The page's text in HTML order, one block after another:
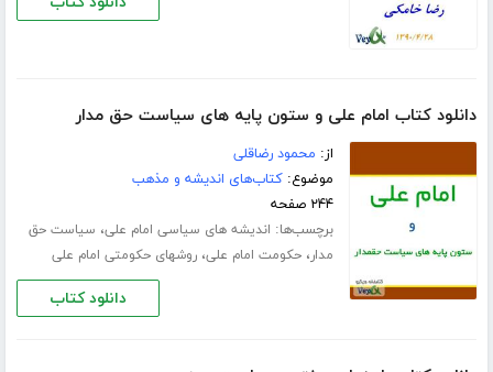
دانلود کتاب امام علی و ستون پایه های سیاست حق مدار
از: محمود رضاقلی
موضوع:کتاب‌های اندیشه و مذهب
۲۴۴ صفحه
برچسب‌ها: اندیشه های سیاسی امام علی، سیاست حق
مدار،حکومت امام علی،روشهای حکومتی امام علی
دانلود کتاب